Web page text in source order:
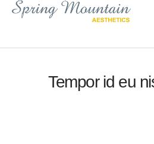
Tempor id eu